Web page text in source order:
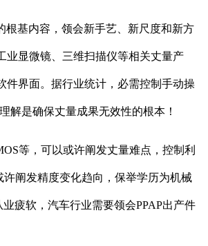
基内容，领会新手艺、新尺度和新方
业显微镜、三维扫描仪等相关丈量产
件界面。据行业统计，必需控制手动操
解是确保丈量成果无效性的根本！
等，可以或许阐发丈量难点，控制利
阐发精度变化趋向，保举学历为机械
疲软，汽车行业需要领会PPAP出产件